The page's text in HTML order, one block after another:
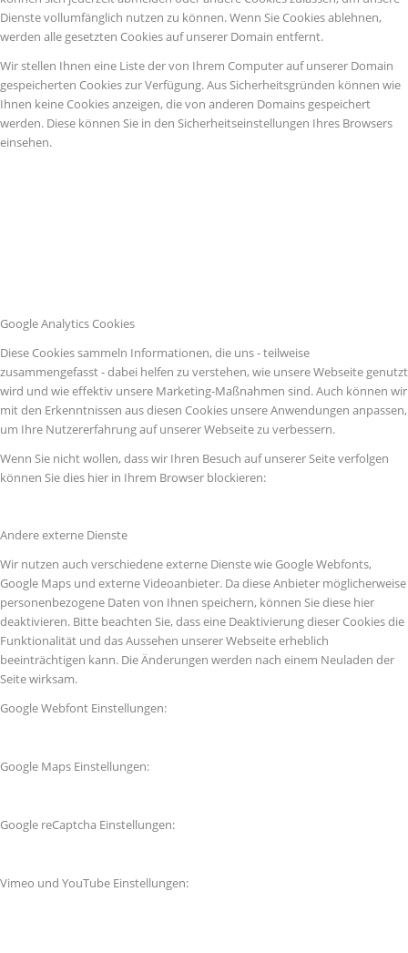
Dienste vollumfänglich nutzen zu können. Wenn Sie Cookies ablehnen,
werden alle gesetzten Cookies auf unserer Domain entfernt.
Wir stellen Ihnen eine Liste der von Ihrem Computer auf unserer Domain
gespeicherten Cookies zur Verfügung. Aus Sicherheitsgründen können wie
Ihnen keine Cookies anzeigen, die von anderen Domains gespeichert
werden. Diese können Sie in den Sicherheitseinstellungen Ihres Browsers
einsehen.
Google Analytics Cookies
Diese Cookies sammeln Informationen, die uns - teilweise
zusammengefasst - dabei helfen zu verstehen, wie unsere Webseite genutzt
wird und wie effektiv unsere Marketing-Maßnahmen sind. Auch können wir
mit den Erkenntnissen aus diesen Cookies unsere Anwendungen anpassen,
um Ihre Nutzererfahrung auf unserer Webseite zu verbessern.
Wenn Sie nicht wollen, dass wir Ihren Besuch auf unserer Seite verfolgen
können Sie dies hier in Ihrem Browser blockieren:
Andere externe Dienste
Wir nutzen auch verschiedene externe Dienste wie Google Webfonts,
Google Maps und externe Videoanbieter. Da diese Anbieter möglicherweise
personenbezogene Daten von Ihnen speichern, können Sie diese hier
deaktivieren. Bitte beachten Sie, dass eine Deaktivierung dieser Cookies die
Funktionalität und das Aussehen unserer Webseite erheblich
beeinträchtigen kann. Die Änderungen werden nach einem Neuladen der
Seite wirksam.
Google Webfont Einstellungen:
Google Maps Einstellungen:
Google reCaptcha Einstellungen:
Vimeo und YouTube Einstellungen: